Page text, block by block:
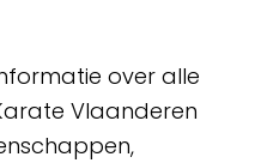
over alle
Vlaanderen